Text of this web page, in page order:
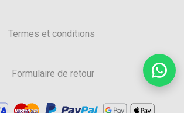
Termes et conditions
Formulaire de retour